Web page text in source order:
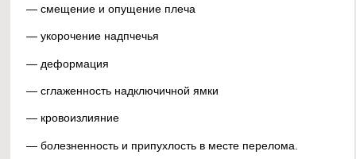
— смещение и опущение плеча
— укорочение надпчечья
— деформация
— сглаженность надключичной ямки
— кровоизлияние
— болезненность и припухлость в месте перелома.